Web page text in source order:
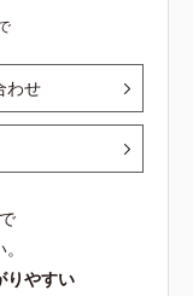
わせ
りやすい